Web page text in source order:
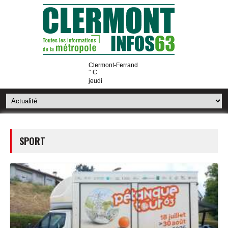
Clermont-Ferrand
° C
jeudi
SPORT